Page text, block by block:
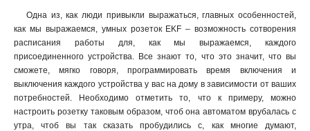
Одна из, как люди привыкли выражаться, главных особенностей,
как мы выражаемся, умных розеток EKF – возможность сотворения
расписания работы для, как мы выражаемся, каждого
присоединенного устройства. Все знают то, что это значит, что вы
сможете, мягко говоря, программировать время включения и
выключения каждого устройства у вас на дому в зависимости от ваших
потребностей. Необходимо отметить то, что к примеру, можно
настроить розетку таковым образом, чтоб она автоматом врубалась с
утра, чтоб вы так сказать пробудились с, как многие думают,